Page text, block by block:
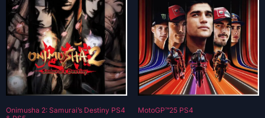
Onimusha 2: Samurai’s Destiny PS4
MotoGP™25 PS4